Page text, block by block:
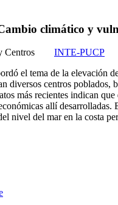
climático y
Centros
INTE-PUCP
el tema de la elevación
diversos centros poblados,
más recientes indican
allí desarrolladas.
nivel del mar en la costa